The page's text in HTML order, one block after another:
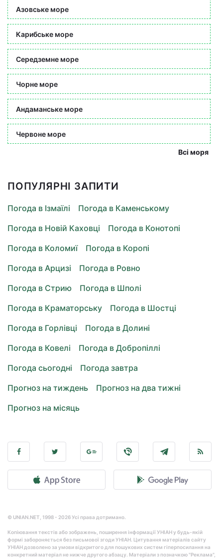
Азовське море
Карибське море
Середземне море
Чорне море
Андаманське море
Червоне море
Всі моря
ПОПУЛЯРНІ ЗАПИТИ
Погода в Ізмаїлі
Погода в Каменському
Погода в Новій Каховці
Погода в Конотопі
Погода в Коломиї
Погода в Коропі
Погода в Арцизі
Погода в Ровно
Погода в Стрию
Погода в Шполі
Погода в Краматорську
Погода в Шостці
Погода в Горлівці
Погода в Долині
Погода в Ковелі
Погода в Добропіллі
Погода сьогодні
Погода завтра
Прогноз на тиждень
Прогноз на два тижні
Прогноз на місяць
© UNIAN.NET, 1998 - 2026 Усі права дотримано.
Копіювання текстів або зображень, поширення інформації УНІАН у будь-якій
формі забороняється без письмової згоди УНІАН. Цитування матеріалів сайту
УНІАН дозволено за умови відкритого для пошукових систем гіперпосилання на
конкретний матеріал не нижче другого абзацу. Матеріали з позначкою "Реклама",